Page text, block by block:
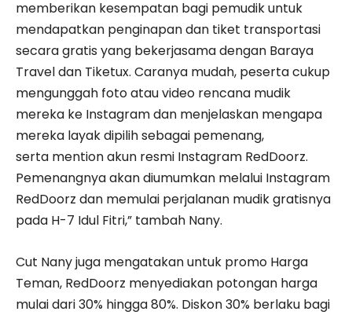
memberikan kesempatan bagi pemudik untuk
mendapatkan penginapan dan tiket transportasi
secara gratis yang bekerjasama dengan Baraya
Travel dan Tiketux. Caranya mudah, peserta cukup
mengunggah foto atau video rencana mudik
mereka ke Instagram dan menjelaskan mengapa
mereka layak dipilih sebagai pemenang,
serta mention akun resmi Instagram RedDoorz.
Pemenangnya akan diumumkan melalui Instagram
RedDoorz dan memulai perjalanan mudik gratisnya
pada H-7 Idul Fitri,” tambah Nany.
Cut Nany juga mengatakan untuk promo Harga
Teman, RedDoorz menyediakan potongan harga
mulai dari 30% hingga 80%. Diskon 30% berlaku bagi